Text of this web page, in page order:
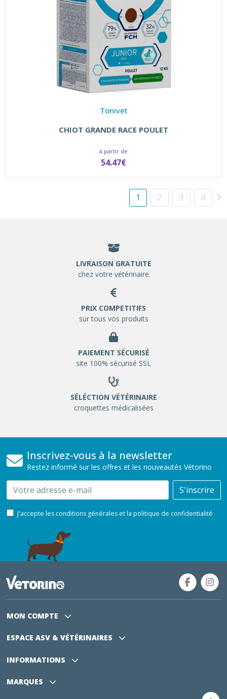
Tonivet
CHIOT GRANDE RACE POULET
à partir de
54.47€
1 2 3 4
LIVRAISON GRATUITE
chez votre vétérinaire
PRIX COMPETITIFS
sur tous vos produits
PAIEMENT SÉCURISÉ
site 100% sécurisé SSL
SÉLÉCTION VÉTÉRINAIRE
croquettes médicalisées
Inscrivez-vous à la newsletter
Restez informé sur les offres et les nouveautés Vétorino
Email S'inscrire
J'accepte les conditions générales et la politique de confidentialité
MON COMPTE
ESPACE ASV & VÉTÉRINAIRES
INFORMATIONS
MARQUES